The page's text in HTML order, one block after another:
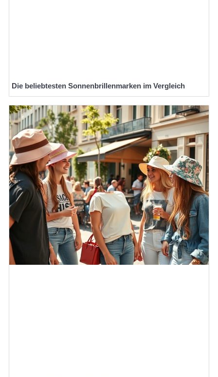
Die beliebtesten Sonnenbrillenmarken im Vergleich